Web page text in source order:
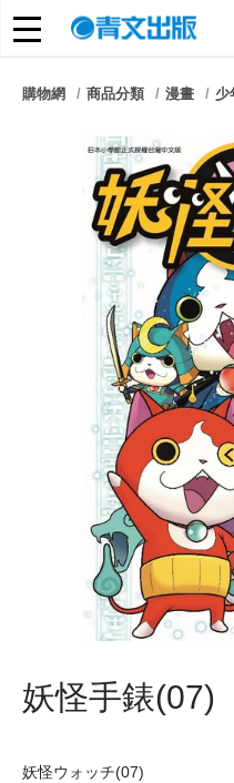
朋友們，提高警覺！
購物網 商品分類 漫畫 少
妖怪手錶(07)
妖怪ウォッチ(07)